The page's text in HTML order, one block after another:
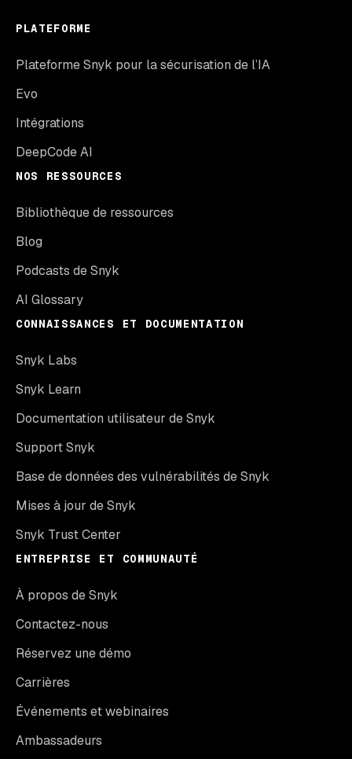
PLATEFORME
Plateforme Snyk pour la sécurisation de l’IA
Evo
Intégrations
DeepCode AI
NOS RESSOURCES
Bibliothèque de ressources
Blog
Podcasts de Snyk
AI Glossary
CONNAISSANCES ET DOCUMENTATION
Snyk Labs
Snyk Learn
Documentation utilisateur de Snyk
Support Snyk
Base de données des vulnérabilités de Snyk
Mises à jour de Snyk
Snyk Trust Center
ENTREPRISE ET COMMUNAUTÉ
À propos de Snyk
Contactez-nous
Réservez une démo
Carrières
Événements et webinaires
Ambassadeurs